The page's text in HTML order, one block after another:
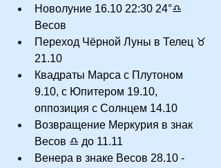
Новолуние 16.10 22:30 24°♎
Весов
Переход Чёрной Луны в Телец ♉
21.10
Квадраты Марса с Плутоном
9.10, с Юпитером 19.10,
оппозиция с Солнцем 14.10
Возвращение Меркурия в знак
Весов ♎ до 11.11
Венера в знаке Весов 28.10 -